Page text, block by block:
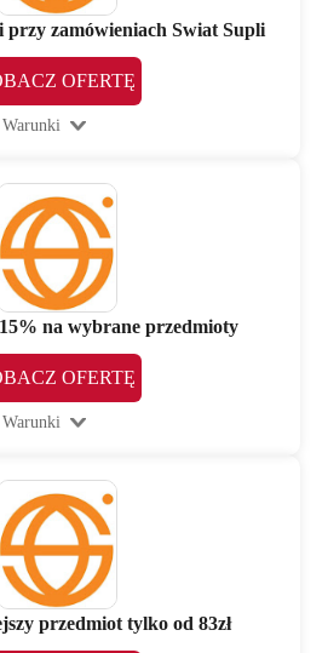
zamówieniach Swiat Supli
OFERTĘ
Warunki
na wybrane przedmioty
OFERTĘ
Warunki
przedmiot tylko od 83zł